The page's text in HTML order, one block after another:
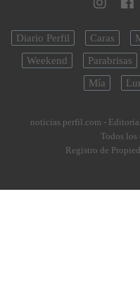
Diario Perfil Caras
Weekend
Parabrisas
Mía
noticias.perfil.com -
Todos los
Registro de